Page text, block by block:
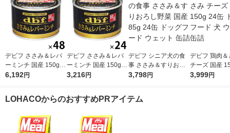
デビフ ささみ＆レバ
ーミンチ 国産 150g 4
8缶 ドッグフード 犬
6,192円
デビフ ささみ＆レバ
ーミンチ 国産 150g 2
4缶 ドッグフード 犬
3,216円
デビフ シニア犬の食
事 ささみ＆すりおろ
し野菜 国産 85g 24缶
3,798円
デビフ 鶏肉＆
チーズ 国産
缶 ドッグフー
3,999円
LOHACOからのおすすめPRアイテム